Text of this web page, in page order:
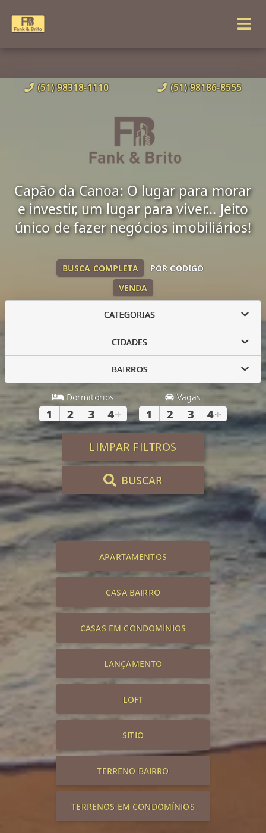
(51) 98318-1110 (51) 98186-8555
Capão da Canoa: O lugar para morar
e investir, um lugar para viver... Jeito
único de fazer negócios imobiliários!
VENDA
BUSCA COMPLETA POR CÓDIGO
CATEGORIAS
CIDADES
BAIRROS
Dormitórios
1 2 3 4+
Vagas
1 2 3 4+
LIMPAR FILTROS
BUSCAR
APARTAMENTOS
CASA BAIRRO
CASAS EM CONDOMÍNIOS
LANÇAMENTO
LOFT
SITIO
TERRENO BAIRRO
TERRENOS EM CONDOMÍNIOS